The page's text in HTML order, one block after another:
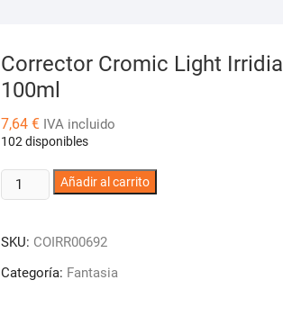
Corrector Cromic Light
100ml
7,64 € IVA incluido
102 disponibles
Corrector
Cromic
Irridiance
Rojo
Añadir al carrito
SKU: COIRR00692
Categoría: Fantasia